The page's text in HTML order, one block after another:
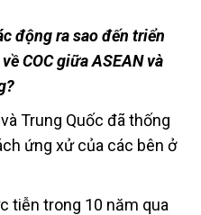
động ra sao đến triển
COC giữa ASEAN và
Trung Quốc đã thống
ứng xử của các bên ở
tiễn trong 10 năm qua